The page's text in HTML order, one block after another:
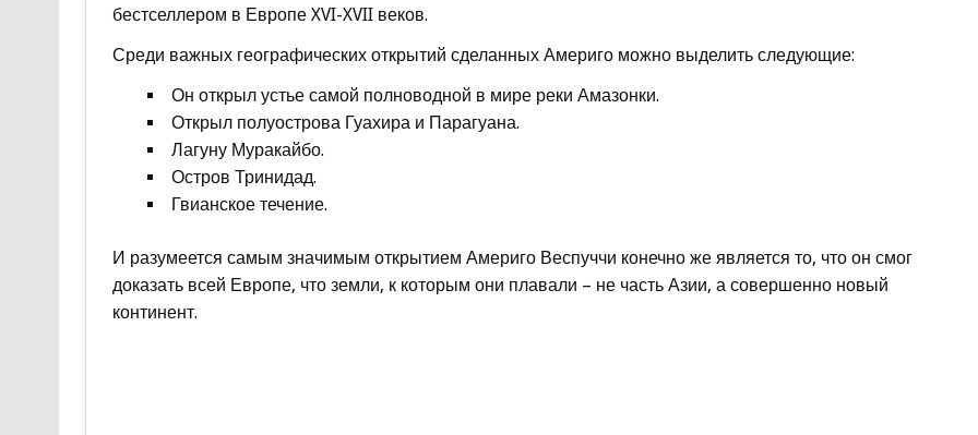
бестселлером в Европе XVI-XVII веков.
Среди важных географических открытий сделанных Америго можно выделить следующие:
Он открыл устье самой полноводной в мире реки Амазонки.
Открыл полуострова Гуахира и Парагуана.
Лагуну Муракайбо.
Остров Тринидад.
Гвианское течение.
И разумеется самым значимым открытием Америго Веспуччи конечно же является то, что он смог
доказать всей Европе, что земли, к которым они плавали – не часть Азии, а совершенно новый
континент.